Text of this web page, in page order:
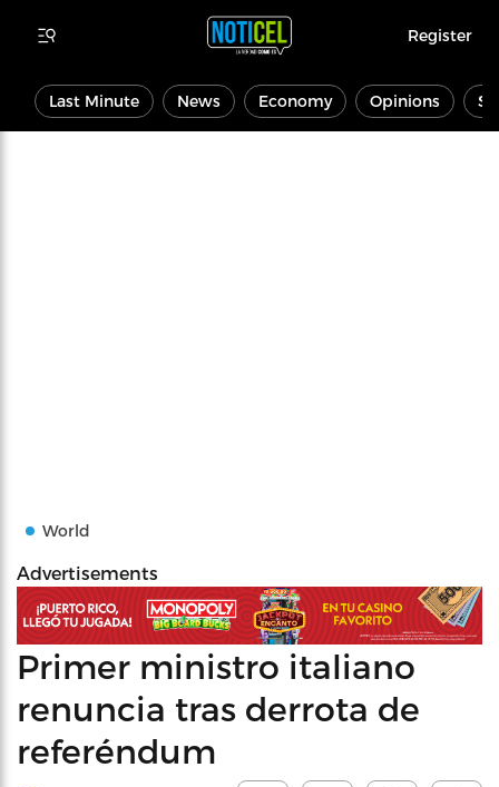
Register
Last Minute News Economy Opinions
World
Advertisements
Primer ministro italiano
renuncia tras derrota de
referéndum